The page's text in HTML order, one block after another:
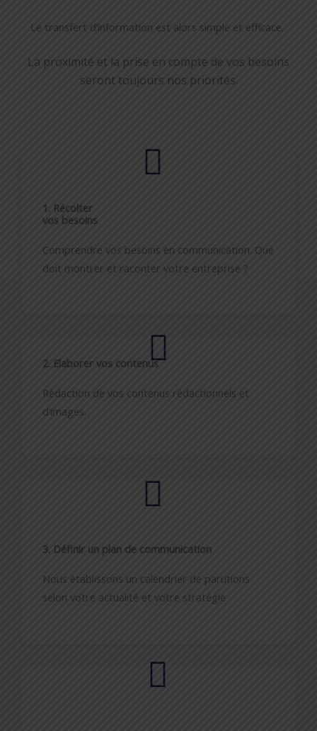
Le transfert d’information est alors simple et efficace.
La proximité et la prise en compte de vos besoins
seront toujours nos priorités.
1. Récolter
vos besoins
Comprendre vos besoins en communication. Que
doit montrer et raconter votre entreprise ?
2. Elaborer vos contenus
Rédaction de vos contenus rédactionnels et
d’images.
3. Définir un plan de communication
Nous établissons un calendrier de parutions
selon votre actualité et votre stratégie